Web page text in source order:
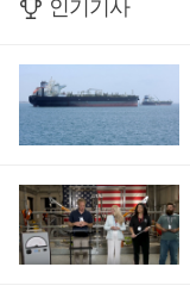
인기기사